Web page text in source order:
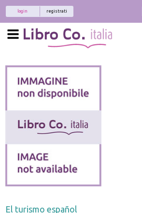
registrati
login
El turismo español